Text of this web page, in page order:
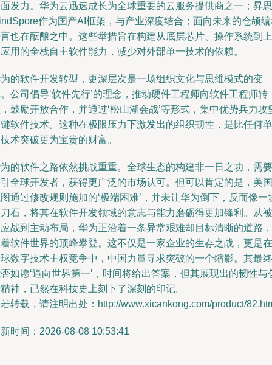
发力。华为云迅速成长为全球重要的云服务提供商之一；昇思
作为国产AI框架，与产业深度结合；面向未来的仓颉
也在酝酿之中。这些举措旨在构建从底层芯片、操作系统到上
用的全栈自主软件能力，减少对外部单一技术的依赖。
的软件开发转型，更深层次是一场组织文化与思维模式的变
公司倡导‘软件先行’的理念，推动硬件工程师向软件工程师转
鼓励开放合作，并通过‘松山湖会战’等形式，集中优势兵力攻
软件技术。这种在极限压力下激发出的组织韧性，是比任何单
术突破更为宝贵的财富。
的软件之路依然挑战重重。全球生态的构建非一日之功，需要
全球开发者，获得更广泛的市场认可。但可以肯定的是，美国
通过修改规则施加的‘极端困难’，并未让华为倒下，反而像一
石，将其在软件开发领域的意志与能力磨砺得更加锋利。从被
战到主动布局，华为正沿着一条异常艰难却目标清晰的道路，
软件世界的顶峰攀登。这不仅是一家企业的生存之战，更是在
数字技术主权竞争中，中国力量寻求突破的一个缩影。其最终
如愿‘逼向世界第一’，时间将给出答案，但其展现出的韧性与
神，已然在科技史上刻下了深刻的印记。
转载，请注明出处：http://www.xicankong.com/product/
时间：2026-08-08 10:53:41